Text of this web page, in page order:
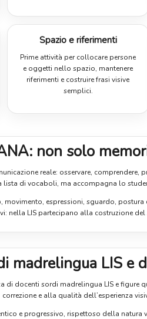
Spazio e riferimenti
Prime attività per collocare persone
e oggetti nello spazio, mantenere
riferimenti e costruire frasi visive
semplici.
non solo
reale: osservare, comprendere,
di vocaboli, ma accompagna lo
movimento, espressioni, sguardo,
nella LIS partecipano alla costruzione
madrelingua LIS e
di docenti sordi madrelingua LIS e figure
correzione e alla qualità dell’esperienza
e progressivo, rispettoso della